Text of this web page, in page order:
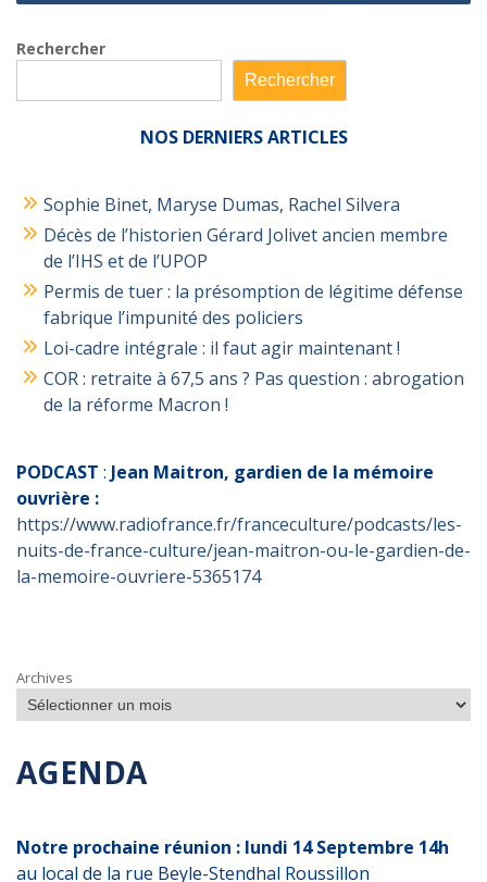
Rechercher
Rechercher
NOS DERNIERS ARTICLES
Sophie Binet, Maryse Dumas, Rachel Silvera
Décès de l’historien Gérard Jolivet ancien membre
de l’IHS et de l’UPOP
Permis de tuer : la présomption de légitime défense
fabrique l’impunité des policiers
Loi-cadre intégrale : il faut agir maintenant !
COR : retraite à 67,5 ans ? Pas question : abrogation
de la réforme Macron !
PODCAST : Jean Maitron, gardien de la mémoire
ouvrière :
https://www.radiofrance.fr/franceculture/podcasts/les-
nuits-de-france-culture/jean-maitron-ou-le-gardien-de-
la-memoire-ouvriere-5365174
Archives
AGENDA
Notre prochaine réunion : lundi 14 Septembre 14h
au local de la rue Beyle-Stendhal Roussillon